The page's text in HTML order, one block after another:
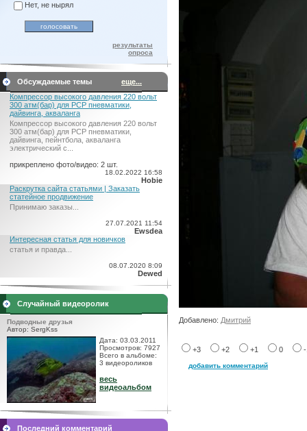
Нет, не нырял
результаты
опроса
Обсуждаемые темы
еще...
Компрессор высокого давления 220 вольт
300 атм(бар) для PCP пневматики,
дайвинга, акваланга
Компрессор высокого давления 220 вольт
300 атм(бар) для PCP пневматики,
дайвинга, пейнтбола, акваланга
электрический c...
прикреплено фото/видео: 2 шт.
18.02.2022 16:58
Hobie
Раскрутка сайта статьями | Заказать
статейное продвижение
Принимаю заказы...
27.07.2021 11:54
Ewsdea
Интересная статья для новичков
статья и правда...
08.07.2020 8:09
Dewed
Случайный видеоролик
Подводные друзья
Автор: SergKss
Дата: 03.03.2011
Просмотров: 7927
Всего в альбоме:
3 видеороликов
весь
видеоальбом
Последний комментарий
Добавлено: Дмитрий
+3 +2 +1 0
добавить комментарий